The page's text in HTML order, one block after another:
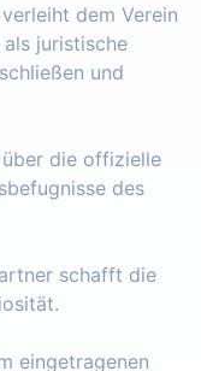
dem Verein
juristische
und
die offizielle
des
schafft die
eingetragenen